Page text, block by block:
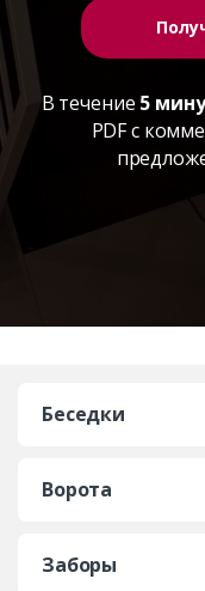
В течение 5
PDF с
Беседки
Ворота
Заборы